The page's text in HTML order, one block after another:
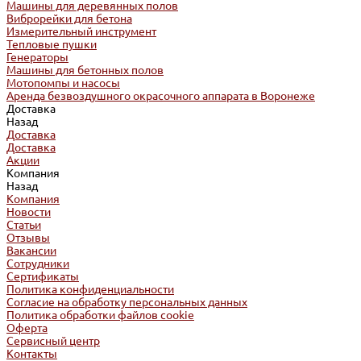
Машины для деревянных полов
Виброрейки для бетона
Измерительный инструмент
Тепловые пушки
Генераторы
Машины для бетонных полов
Мотопомпы и насосы
Аренда безвоздушного окрасочного аппарата в Воронеже
Доставка
Назад
Доставка
Доставка
Акции
Компания
Назад
Компания
Новости
Статьи
Отзывы
Вакансии
Сотрудники
Сертификаты
Политика конфиденциальности
Согласие на обработку персональных данных
Политика обработки файлов cookie
Оферта
Сервисный центр
Контакты